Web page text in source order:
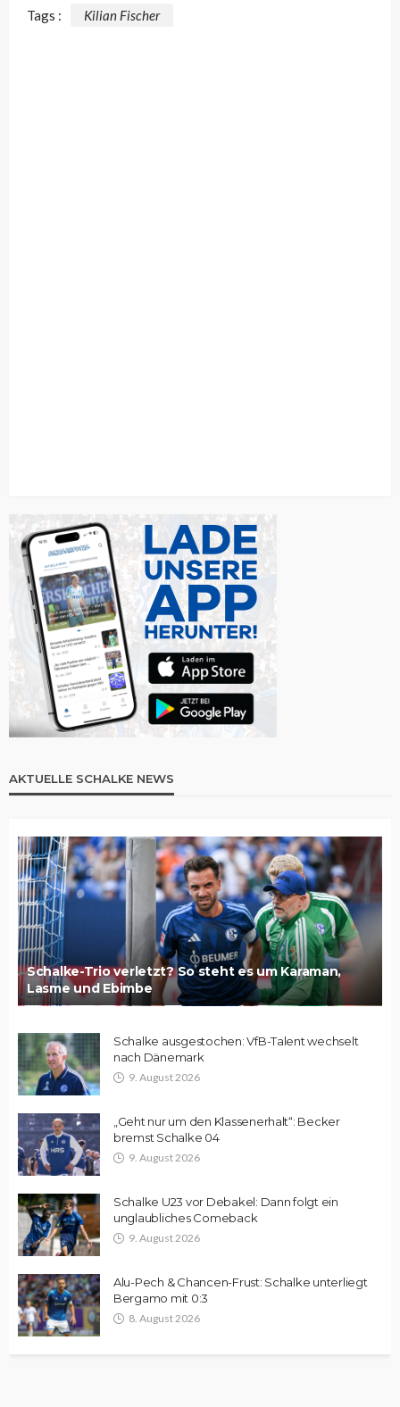
Tags : Kilian Fischer
AKTUELLE SCHALKE NEWS
Schalke-Trio verletzt? So steht es um Karaman,
Lasme und Ebimbe
Schalke ausgestochen: VfB-Talent wechselt
nach Dänemark
9. August 2026
„Geht nur um den Klassenerhalt“: Becker
bremst Schalke 04
9. August 2026
Schalke U23 vor Debakel: Dann folgt ein
unglaubliches Comeback
9. August 2026
Alu-Pech & Chancen-Frust: Schalke unterliegt
Bergamo mit 0:3
8. August 2026